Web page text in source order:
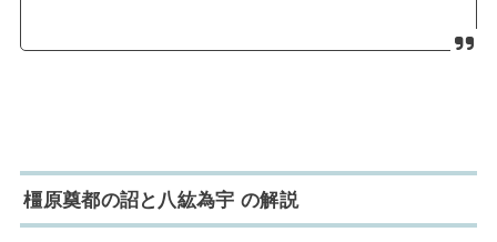
橿原奠都の詔と八紘為宇 の解説